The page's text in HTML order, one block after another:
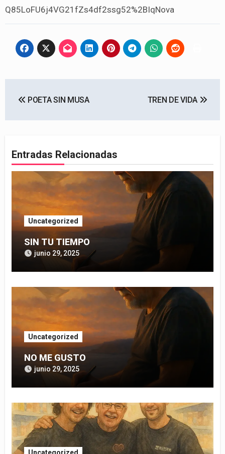
Q85LoFU6j4VG21fZs4df2ssg52%2BIqNova
de
POETA SIN MUSA TREN DE VIDA
Entradas Relacionadas
Uncategorized
SIN TU TIEMPO
junio 29, 2025
Uncategorized
NO ME GUSTO
junio 29, 2025